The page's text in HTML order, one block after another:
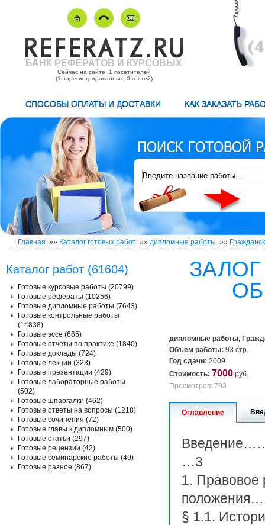
БАНК РЕФЕРАТОВ И КУРСОВЫХ
Сейчас на сайте: 1 посетителей
(1 зарегистрированных, 0 гостей)
СПОСОБЫ ОПЛАТЫ И ДОСТАВКИ КАК ЗАКАЗАТЬ
Главная »» Каталог готовых работ »» дипломные работы »»
дипломные работы,
Объем работы: 93 стр.
Год сдачи: 2009
Стоимость: 7000 руб.
Просмотров: 793
Оглавление
…3
1. Правовое
§ 1.1.
Каталог работ (61604)
Готовые курсовые работы (20799)
Готовые рефераты (10256)
Готовые дипломные работы (7643)
Готовые контрольные работы
(14838)
Готовые эссе (665)
Готовые отчеты по практике (1840)
Готовые доклады (724)
Готовые лекции (323)
Готовые презентации (429)
Готовые лабораторные работы
(502)
Готовые шпаргалки (462)
Готовые ответы на вопросы (1218)
Готовые сочинения (72)
Готовые главы к дипломным (500)
Готовые статьи (297)
Готовые рецензии (42)
Готовые семинарские работы (49)
Готовые разное (867)